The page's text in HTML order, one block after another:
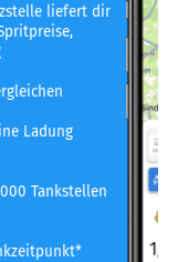
liefert dir
Ladung
Tankstellen